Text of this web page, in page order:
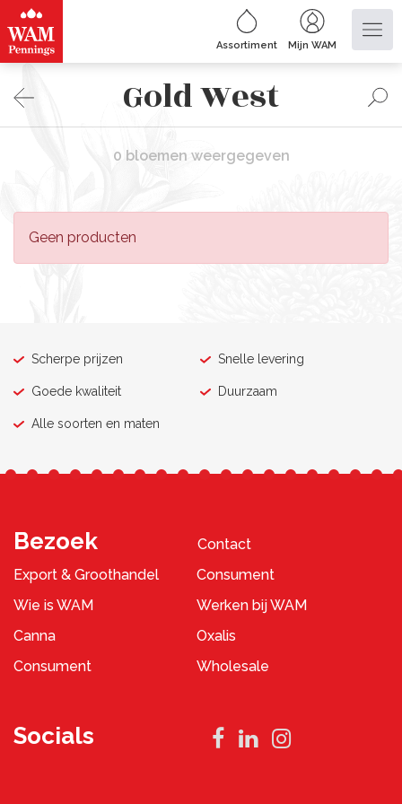
Assortiment Mijn WAM
Gold West
0 bloemen weergegeven
Geen producten
Scherpe prijzen Snelle levering
Goede kwaliteit Duurzaam
Alle soorten en maten
Bezoek
Contact
Export & Groothandel
Consument
Wie is WAM
Werken bij WAM
Canna
Oxalis
Consument
Wholesale
Socials